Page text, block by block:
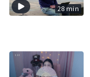
28 min